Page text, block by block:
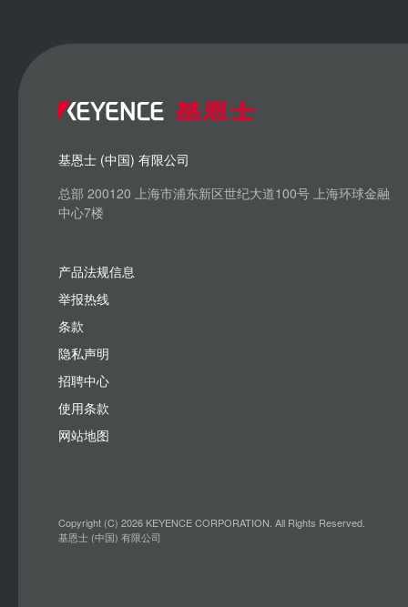
基恩士 (中国) 有限公司
总部 200120 上海市浦东新区世纪大道100号 上海环球金融
中心7楼
产品法规信息
举报热线
条款
隐私声明
招聘中心
使用条款
网站地图
Copyright (C) 2026 KEYENCE CORPORATION. All Rights Reserved.
基恩士 (中国) 有限公司